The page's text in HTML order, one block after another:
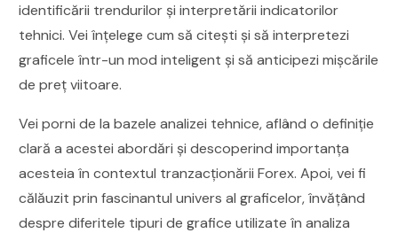
identificării trendurilor și interpretării indicatorilor
tehnici. Vei înțelege cum să citești și să interpretezi
graficele într-un mod inteligent și să anticipezi mișcările
de preț viitoare.
Vei porni de la bazele analizei tehnice, aflând o definiție
clară a acestei abordări și descoperind importanța
acesteia în contextul tranzacționării Forex. Apoi, vei fi
călăuzit prin fascinantul univers al graficelor, învățând
despre diferitele tipuri de grafice utilizate în analiza